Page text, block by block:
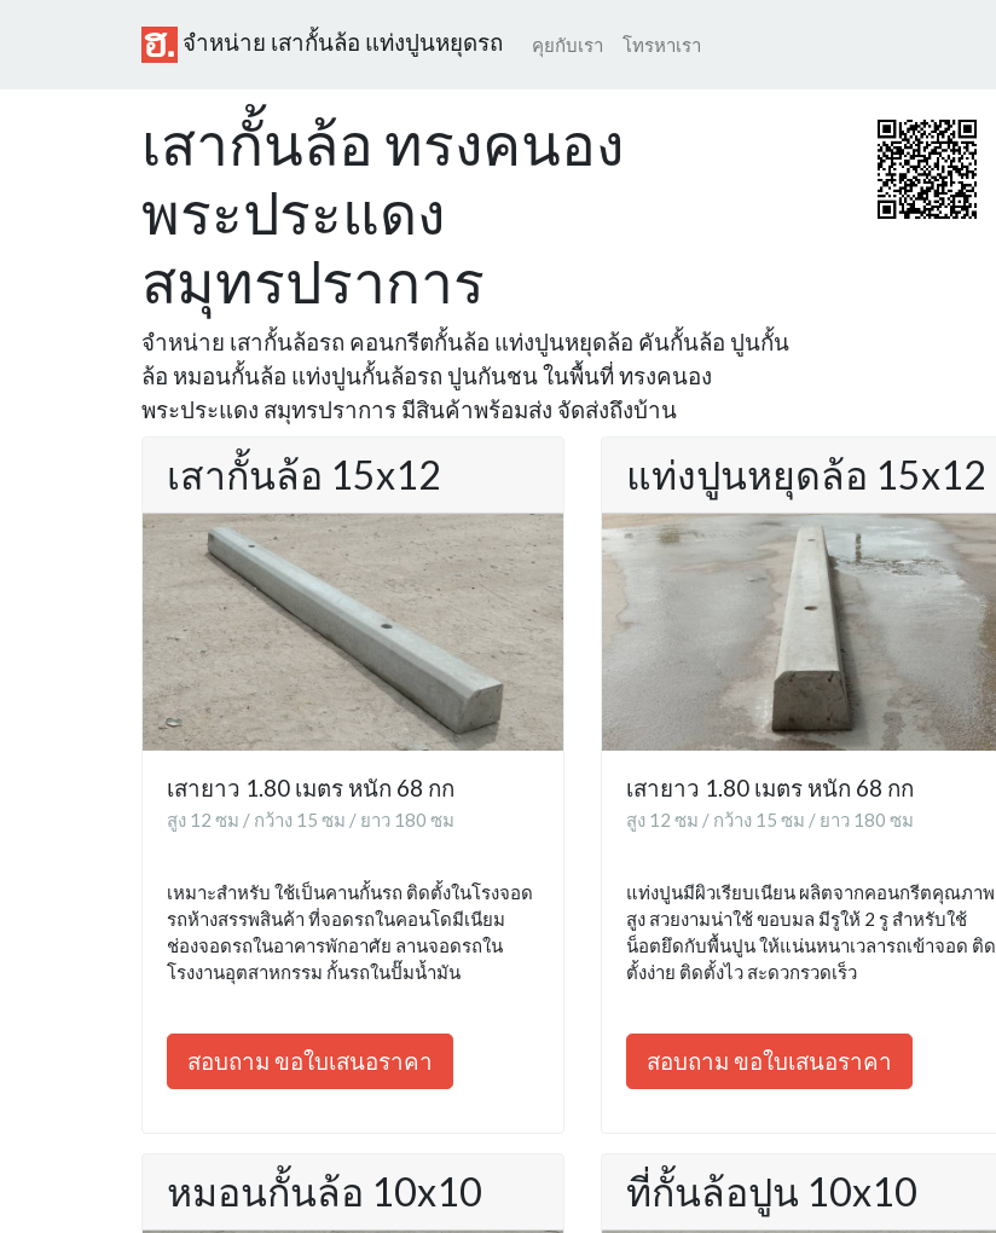
จำหน่าย เสากั้นล้อ แท่งปูนหยุดรถ คุยกับเรา โทรหาเรา
เสากั้นล้อ ทรงคนอง
พระประแดง
สมุทรปราการ
จำหน่าย เสากั้นล้อรถ คอนกรีตกั้นล้อ แท่งปูนหยุดล้อ คันกั้นล้อ ปูนกั้น
ล้อ หมอนกั้นล้อ แท่งปูนกั้นล้อรถ ปูนกันชน ในพื้นที่ ทรงคนอง
พระประแดง สมุทรปราการ มีสินค้าพร้อมส่ง จัดส่งถึงบ้าน
เสากั้นล้อ 15x12
เสายาว 1.80 เมตร หนัก 68 กก
สูง 12 ซม / กว้าง 15 ซม / ยาว 180 ซม
เหมาะสำหรับ ใช้เป็นคานกั้นรถ ติดตั้งในโรงจอด
รถห้างสรรพสินค้า ที่จอดรถในคอนโดมีเนียม
ช่องจอดรถในอาคารพักอาศัย ลานจอดรถใน
โรงงานอุตสาหกรรม กั้นรถในปั๊มน้ำมัน
สอบถาม ขอใบเสนอราคา
แท่งปูนหยุดล้อ 15x12
เสายาว 1.80 เมตร หนัก 68 กก
สูง 12 ซม / กว้าง 15 ซม / ยาว 180 ซม
แท่งปูนมีผิวเรียบเนียน ผลิตจากคอนกรีตคุณภาพ
สูง สวยงามน่าใช้ ขอบมล มีรูให้ 2 รู สำหรับใช้
น็อตยึดกับพื้นปูน ให้แน่นหนาเวลารถเข้าจอด ติด
ตั้งง่าย ติดตั้งไว สะดวกรวดเร็ว
สอบถาม ขอใบเสนอราคา
หมอนกั้นล้อ 10x10 ที่กั้นล้อปูน 10x10